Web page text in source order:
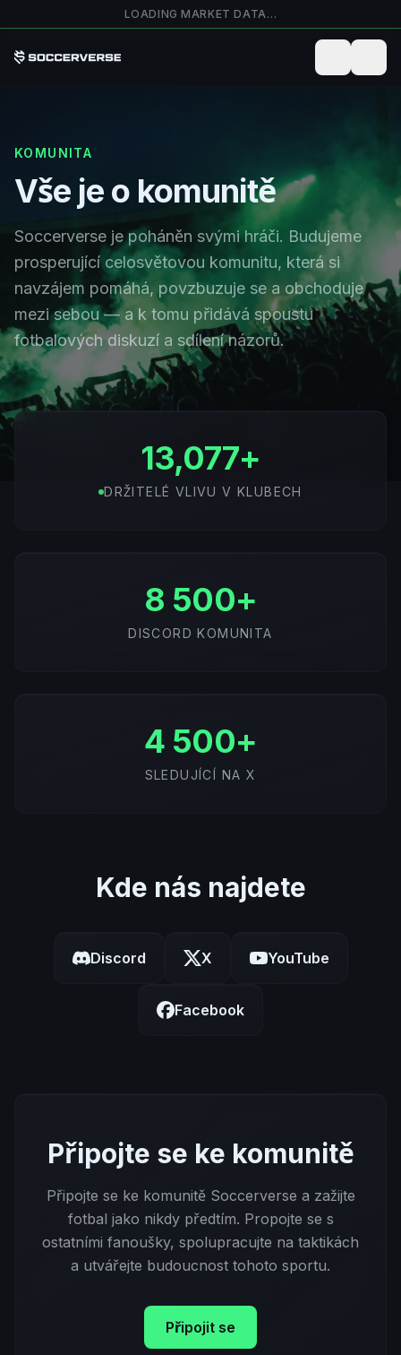
Přejít na hlavní obsahLOADING MARKET DATA…
KOMUNITA
Vše je o komunitě
Soccerverse je poháněn svými hráči. Budujeme
prosperující celosvětovou komunitu, která si
navzájem pomáhá, povzbuzuje se a obchoduje
mezi sebou — a k tomu přidává spoustu
fotbalových diskuzí a sdílení názorů.
13,077+
DRŽITELÉ VLIVU V KLUBECH
8 500+
DISCORD KOMUNITA
4 500+
SLEDUJÍCÍ NA X
Kde nás najdete
Discord X YouTube
Facebook
Připojte se ke komunitě
Připojte se ke komunitě Soccerverse a zažijte
fotbal jako nikdy předtím. Propojte se s
ostatními fanoušky, spolupracujte na taktikách
a utvářejte budoucnost tohoto sportu.
Připojit se